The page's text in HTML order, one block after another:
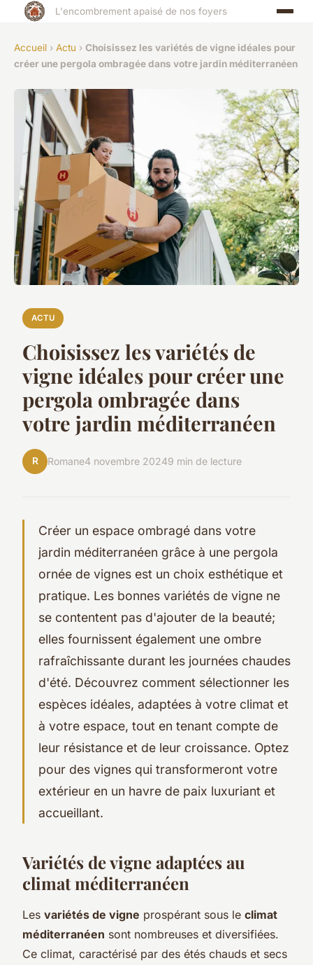
L'encombrement apaisé de nos foyers
Accueil › Actu › Choisissez les variétés de vigne idéales pour
créer une pergola ombragée dans votre jardin méditerranéen
ACTU
Choisissez les variétés de
vigne idéales pour créer une
pergola ombragée dans
votre jardin méditerranéen
R Romane4 novembre 20249 min de lecture
Créer un espace ombragé dans votre
jardin méditerranéen grâce à une pergola
ornée de vignes est un choix esthétique et
pratique. Les bonnes variétés de vigne ne
se contentent pas d'ajouter de la beauté;
elles fournissent également une ombre
rafraîchissante durant les journées chaudes
d'été. Découvrez comment sélectionner les
espèces idéales, adaptées à votre climat et
à votre espace, tout en tenant compte de
leur résistance et de leur croissance. Optez
pour des vignes qui transformeront votre
extérieur en un havre de paix luxuriant et
accueillant.
Variétés de vigne adaptées au
climat méditerranéen
Les variétés de vigne prospérant sous le climat
méditerranéen sont nombreuses et diversifiées.
Ce climat, caractérisé par des étés chauds et secs